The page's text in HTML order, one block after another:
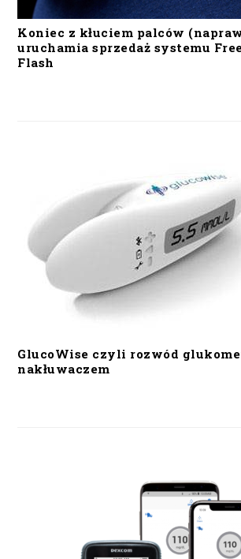
Koniec z kłuciem palców
uruchamia sprzedaż systemu
Flash
GlucoWise czyli rozwód
nakłuwaczem